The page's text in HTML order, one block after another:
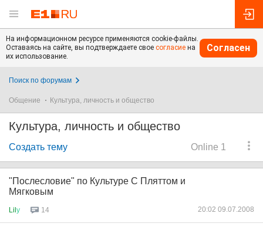
На информационном ресурсе применяются cookie-файлы.
Оставаясь на сайте, вы подтверждаете свое согласие на
их использование.
Согласен
Поиск по форумам
Общение Культура, личность и общество
Культура, личность и общество
Online 1
Создать тему
"Послесловие" по Культуре С Пляттом и
Мягковым
Lilу 14 20:02 09.07.2008